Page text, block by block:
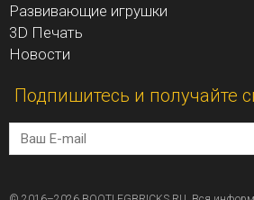
Развивающие игрушки
3D Печать
Новости
Подпишитесь и получайте